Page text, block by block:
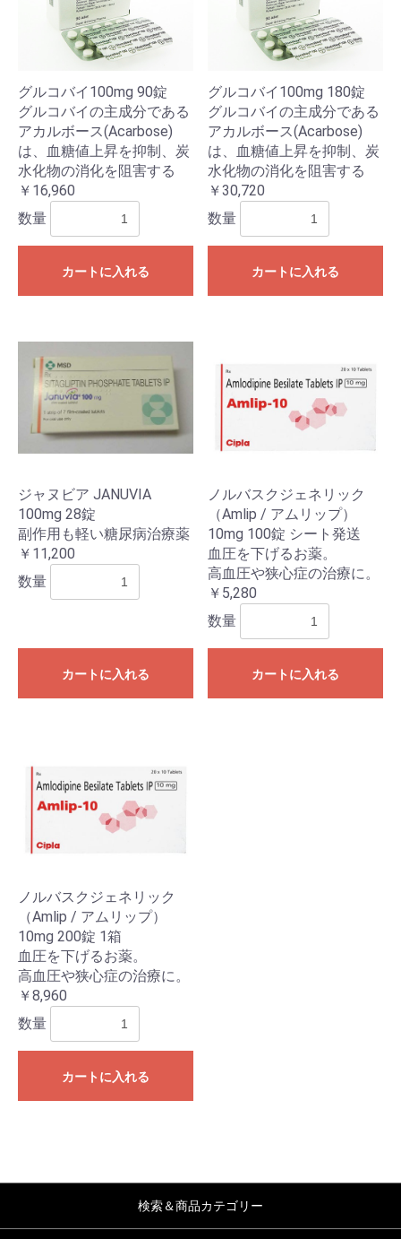
グルコバイ100mg 90錠
グルコバイの主成分である
アカルボース(Acarbose)
は、血糖値上昇を抑制、炭
水化物の消化を阻害する
￥16,960
数量
カートに入れる
グルコバイ100mg 180錠
グルコバイの主成分である
アカルボース(Acarbose)
は、血糖値上昇を抑制、炭
水化物の消化を阻害する
￥30,720
数量
カートに入れる
ジャヌビア JANUVIA
100mg 28錠
副作用も軽い糖尿病治療薬
￥11,200
数量
カートに入れる
ノルバスクジェネリック
（Amlip / アムリップ）
10mg 100錠 シート発送
血圧を下げるお薬。
高血圧や狭心症の治療に。
￥5,280
数量
カートに入れる
ノルバスクジェネリック
（Amlip / アムリップ）
10mg 200錠 1箱
血圧を下げるお薬。
高血圧や狭心症の治療に。
￥8,960
数量
カートに入れる
カートへ進む
検索＆商品カテゴリー